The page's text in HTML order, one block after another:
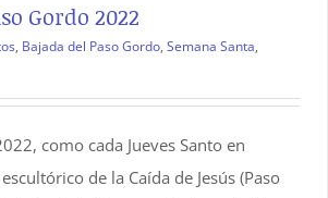
Gordo 2022
, Bajada del Paso Gordo, Semana Santa,
como cada Jueves Santo en
de la Caída de Jesús (Paso